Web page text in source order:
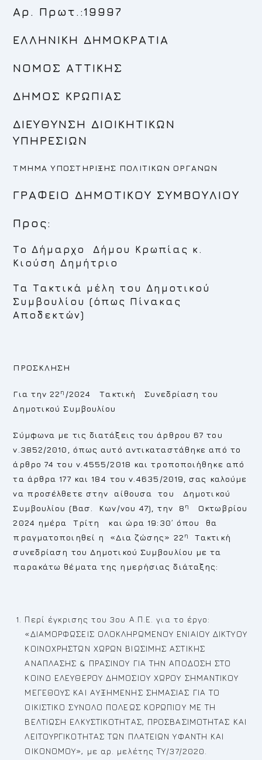
Αρ. Πρωτ.:19997
ΕΛΛΗΝΙΚΗ ΔΗΜΟΚΡΑΤΙΑ
ΝΟΜΟΣ ΑΤΤΙΚΗΣ
ΔΗΜΟΣ ΚΡΩΠΙΑΣ
ΔΙΕΥΘΥΝΣΗ ΔΙΟΙΚΗΤΙΚΩΝ
ΥΠΗΡΕΣΙΩΝ
ΤΜΗΜΑ ΥΠΟΣΤΗΡΙΞΗΣ ΠΟΛΙΤΙΚΩΝ ΟΡΓΑΝΩΝ
ΓΡΑΦΕΙΟ ΔΗΜΟΤΙΚΟΥ ΣΥΜΒΟΥΛΙΟΥ
Προς:
Το Δήμαρχο Δήμου Κρωπίας κ.
Κιούση Δημήτριο
Τα Τακτικά μέλη του Δημοτικού
Συμβουλίου (όπως Πίνακας
Αποδεκτών)
ΠΡΟΣΚΛΗΣΗ
Για την 22 η /2024 Τακτική Συνεδρίαση του
Δημοτικού Συμβουλίου
Σύμφωνα με τις διατάξεις του άρθρου 67 του
ν.3852/2010, όπως αυτό αντικαταστάθηκε από το
άρθρο 74 του ν.4555/2018 και τροποποιήθηκε από
τα άρθρα 177 και 184 του ν.4635/2019, σας καλούμε
να προσέλθετε στην αίθουσα του Δημοτικού
Συμβουλίου (Βασ. Κων/νου 47), την 8 η
Οκτωβρίου
2024 ημέρα Τρίτη και ώρα 19:30’ όπου θα
πραγματοποιηθεί η «Δια ζώσης» 22 η
Τακτική
συνεδρίαση του Δημοτικού Συμβουλίου με τα
παρακάτω θέματα της ημερήσιας διάταξης:
Περί έγκρισης του 3ου Α.Π.Ε. για το έργο:
«ΔΙΑΜΟΡΦΩΣΕΙΣ ΟΛΟΚΛΗΡΩΜΕΝΟΥ ΕΝΙΑΙΟΥ ΔΙΚΤΥΟΥ
ΚΟΙΝΟΧΡΗΣΤΩΝ ΧΩΡΩΝ ΒΙΩΣΙΜΗΣ ΑΣΤΙΚΗΣ
ΑΝΑΠΛΑΣΗΣ & ΠΡΑΣΙΝΟΥ ΓΙΑ ΤΗΝ ΑΠΟΔΟΣΗ ΣΤΟ
ΚΟΙΝΟ ΕΛΕΥΘΕΡΟΥ ΔΗΜΟΣΙΟΥ ΧΩΡΟΥ ΣΗΜΑΝΤΙΚΟΥ
ΜΕΓΕΘΟΥΣ ΚΑΙ ΑΥΞΗΜΕΝΗΣ ΣΗΜΑΣΙΑΣ ΓΙΑ ΤΟ
ΟΙΚΙΣΤΙΚΟ ΣΥΝΟΛΟ ΠΟΛΕΩΣ ΚΟΡΩΠΙΟΥ ΜΕ ΤΗ
ΒΕΛΤΙΩΣΗ ΕΛΚΥΣΤΙΚΟΤΗΤΑΣ, ΠΡΟΣΒΑΣΙΜΟΤΗΤΑΣ ΚΑΙ
ΛΕΙΤΟΥΡΓΙΚΟΤΗΤΑΣ ΤΩΝ ΠΛΑΤΕΙΩΝ ΥΦΑΝΤΗ ΚΑΙ
ΟΙΚΟΝΟΜΟΥ», με αρ. μελέτης ΤΥ/37/2020.